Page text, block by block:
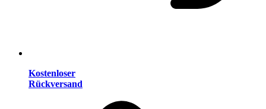
Kostenloser
Rückversand